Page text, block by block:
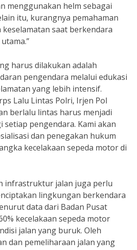
menggunakan helm sebagai
itu, kurangnya pemahaman
saat berkendara
harus dilakukan adalah
pengendara melalui edukasi
yang lebih intensif.
Lalu Lintas Polri, Irjen Pol
berlalu lintas harus menjadi
pengendara. Kami akan
dan penegakan hukum
kecelakaan sepeda motor di
infrastruktur jalan juga perlu
lingkungan berkendara
data dari Badan Pusat
kecelakaan sepeda motor
jalan yang buruk. Oleh
dan pemeliharaan jalan yang